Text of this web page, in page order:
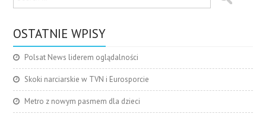
OSTATNIE WPISY
Polsat News liderem oglądalności
Skoki narciarskie w TVN i Eurosporcie
Metro z nowym pasmem dla dzieci